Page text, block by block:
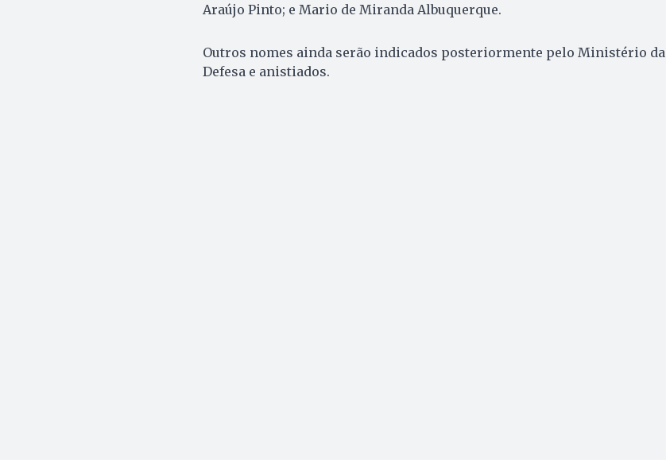
Araújo Pinto; e Mario de Miranda Albuquerque.
Outros nomes ainda serão indicados posteriormente pelo Ministério da
Defesa e anistiados.